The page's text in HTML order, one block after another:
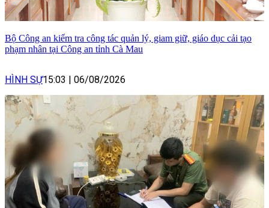
Bộ Công an kiểm tra công tác quản lý, giam giữ, giáo dục cải tạo
phạm nhân tại Công an tỉnh Cà Mau
HÌNH SỰ15:03 06/08/2026